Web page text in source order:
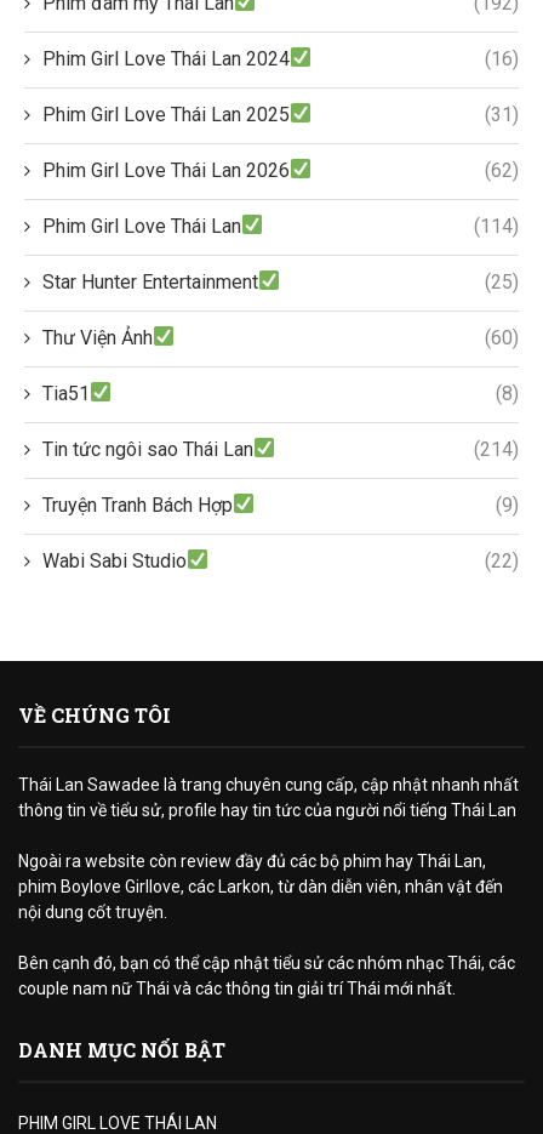
Phim Girl Love Thái Lan 2024 (16)
Phim Girl Love Thái Lan 2025 (31)
Phim Girl Love Thái Lan 2026 (62)
Phim Girl Love Thái Lan (114)
Star Hunter Entertainment (25)
Thư Viện Ảnh (60)
Tia51 (8)
Tin tức ngôi sao Thái Lan (214)
Truyện Tranh Bách Hợp (9)
Wabi Sabi Studio (22)
VỀ CHÚNG TÔI
Thái Lan Sawadee là trang chuyên cung cấp, cập nhật nhanh nhất
thông tin về tiểu sử, profile hay tin tức của người nổi tiếng Thái Lan
Ngoài ra website còn review đầy đủ các bộ phim hay Thái Lan,
phim Boylove Girllove, các Larkon, từ dàn diễn viên, nhân vật đến
nội dung cốt truyện.
Bên cạnh đó, bạn có thể cập nhật tiểu sử các nhóm nhạc Thái, các
couple nam nữ Thái và các thông tin giải trí Thái mới nhất.
DANH MỤC NỔI BẬT
PHIM GIRL LOVE THÁI LAN